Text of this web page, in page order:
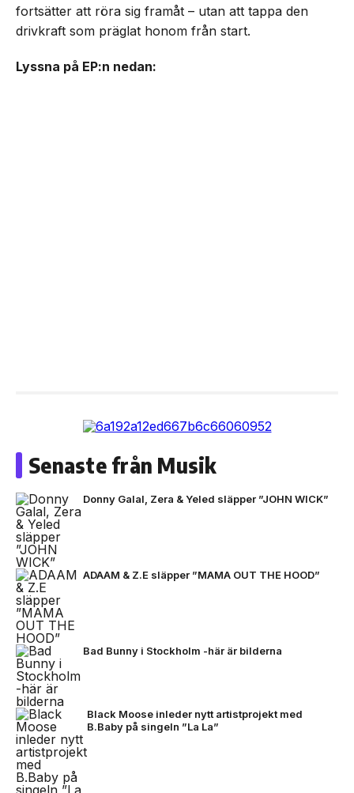
fortsätter att röra sig framåt – utan att tappa den
drivkraft som präglat honom från start.
Lyssna på EP:n nedan:
Senaste från Musik
Donny Galal, Zera & Yeled släpper ”JOHN WICK”
ADAAM & Z.E släpper ”MAMA OUT THE HOOD”
Bad Bunny i Stockholm -här är bilderna
Black Moose inleder nytt artistprojekt med
B.Baby på singeln ”La La”